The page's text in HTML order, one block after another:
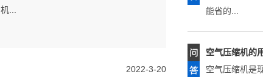
机...
2022-3-20
力的机...